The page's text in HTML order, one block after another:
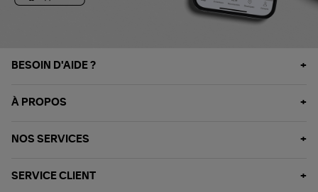
BESOIN D'AIDE ?
À PROPOS
NOS SERVICES
SERVICE CLIENT